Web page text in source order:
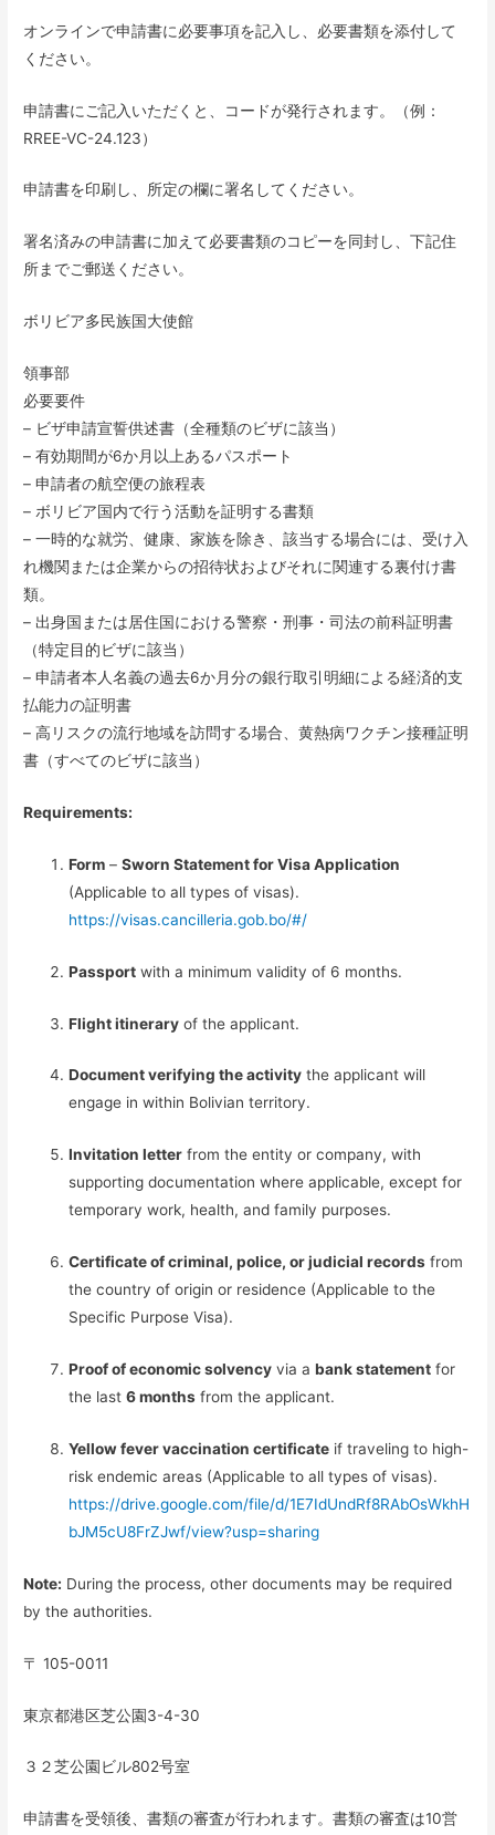
オンラインで申請書に必要事項を記入し、必要書類を添付して
ください。
申請書にご記入いただくと、コードが発行されます。（例：
RREE-VC-24.123）
申請書を印刷し、所定の欄に署名してください。
署名済みの申請書に加えて必要書類のコピーを同封し、下記住
所までご郵送ください。
ボリビア多民族国大使館
領事部
必要要件
– ビザ申請宣誓供述書（全種類のビザに該当）
– 有効期間が6か月以上あるパスポート
– 申請者の航空便の旅程表
– ボリビア国内で行う活動を証明する書類
– 一時的な就労、健康、家族を除き、該当する場合には、受け入
れ機関または企業からの招待状およびそれに関連する裏付け書
類。
– 出身国または居住国における警察・刑事・司法の前科証明書
（特定目的ビザに該当）
– 申請者本人名義の過去6か月分の銀行取引明細による経済的支
払能力の証明書
– 高リスクの流行地域を訪問する場合、黄熱病ワクチン接種証明
書（すべてのビザに該当）
Requirements:
Form –Sworn Statement for Visa Application
(Applicable to all types of visas).
https://visas.cancilleria.gob.bo/#/
Passport with a minimum validity of 6 months.
Flight itinerary of the applicant.
Document verifying the activity the applicant will
engage in within Bolivian territory.
Invitation letter from the entity or company, with
supporting documentation where applicable, except for
temporary work, health, and family purposes.
Certificate of criminal, police, or judicial records from
the country of origin or residence (Applicable to the
Specific Purpose Visa).
Proof of economic solvency via abank statement for
the last6 months from the applicant.
Yellow fever vaccination certificate if traveling to high-
risk endemic areas (Applicable to all types of visas).
https://drive.google.com/file/d/1E7IdUndRf8RAbOsWkhH
bJM5cU8FrZJwf/view?usp=sharing
Note: During the process, other documents may be required
by the authorities.
〒 105-0011
東京都港区芝公園3-4-30
３２芝公園ビル802号室
申請書を受領後、書類の審査が行われます。書類の審査は10営